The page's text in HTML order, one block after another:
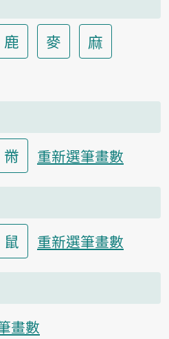
鹿 麥 麻
黹 重新選筆畫數
鼠 重新選筆畫數
畫數